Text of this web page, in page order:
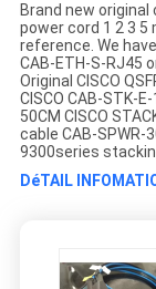
Brand new
power cord 1 2 3
reference. We
CAB-ETH-S-RJ45
Original CISCO
CISCO CAB-STK-
50CM CISCO
cable CAB-SPWR-
9300series
DéTAIL